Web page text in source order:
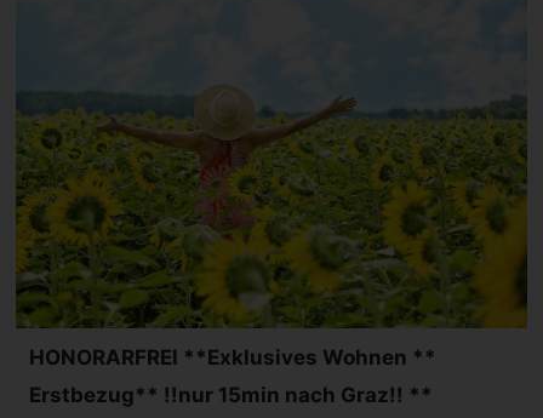
HONORARFREI **Exklusives Wohnen **
Erstbezug** !!nur 15min nach Graz!! **